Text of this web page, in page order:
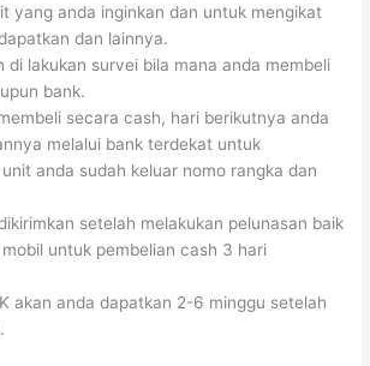
yang anda inginkan dan untuk mengikat
dan lainnya.
di lakukan survei bila mana anda membeli
bank.
secara cash, hari berikutnya anda
melalui bank terdekat untuk
anda sudah keluar nomo rangka dan
setelah melakukan pelunasan baik
untuk pembelian cash 3 hari
akan anda dapatkan 2-6 minggu setelah